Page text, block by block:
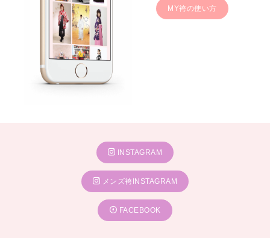
MY袴の使い方
INSTAGRAM
メンズ袴INSTAGRAM
FACEBOOK